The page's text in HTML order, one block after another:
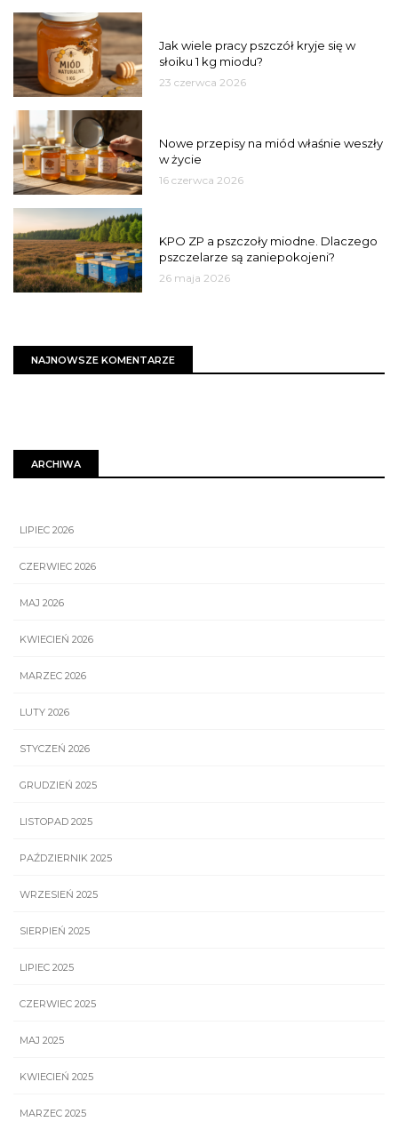
Jak wiele pracy pszczół kryje się w
słoiku 1 kg miodu?
23 czerwca 2026
Nowe przepisy na miód właśnie weszły
w życie
16 czerwca 2026
KPO ZP a pszczoły miodne. Dlaczego
pszczelarze są zaniepokojeni?
26 maja 2026
NAJNOWSZE KOMENTARZE
ARCHIWA
LIPIEC 2026
CZERWIEC 2026
MAJ 2026
KWIECIEŃ 2026
MARZEC 2026
LUTY 2026
STYCZEŃ 2026
GRUDZIEŃ 2025
LISTOPAD 2025
PAŹDZIERNIK 2025
WRZESIEŃ 2025
SIERPIEŃ 2025
LIPIEC 2025
CZERWIEC 2025
MAJ 2025
KWIECIEŃ 2025
MARZEC 2025